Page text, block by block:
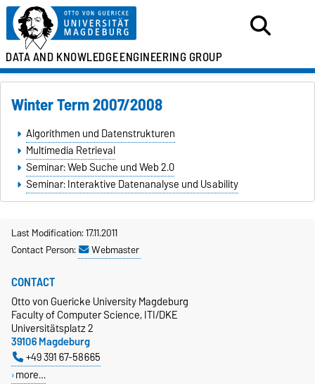
DATA AND KNOWLEDGEENGINEERING GROUP
Winter Term 2007/2008
Algorithmen und Datenstrukturen
Multimedia Retrieval
Seminar: Web Suche und Web 2.0
Seminar: Interaktive Datenanalyse und Usability
Last Modification: 17.11.2011
Contact Person:
Webmaster
CONTACT
Otto von Guericke University Magdeburg
Faculty of Computer Science, ITI/DKE
Universitätsplatz 2
39106 Magdeburg
+49 391 67-58665
more…